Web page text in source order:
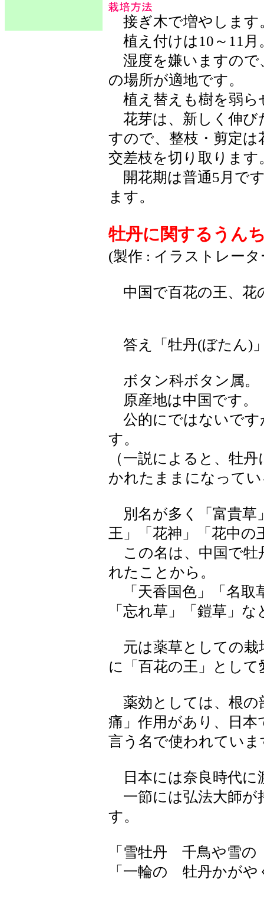
接ぎ木で増やします
植え付けは10～11月
湿度を嫌いますので
の場所が適地です。
植え替えも樹を弱ら
花芽は、新しく伸び
すので、整枝・剪定
交差枝を切り取ります
開花期は普通5月で
ます。
牡丹に関するうん
(製作 : イラストレー
中国で百花の王、花
答え「牡丹(ぼたん)
ボタン科ボタン属。
原産地は中国です。
公的にではないです
す。
（一説によると、牡
かれたままになって
別名が多く「富貴草
王」「花神」「花中の
この名は、中国で牡
れたことから。
「天香国色」「名取
「忘れ草」「鎧草」
元は薬草としての栽
に「百花の王」とし
薬効としては、根の
痛」作用があり、日
言う名で使われていま
日本には奈良時代に
一節には弘法大師が
す。
「雪牡丹 千鳥や雪
「一輪の 牡丹かが